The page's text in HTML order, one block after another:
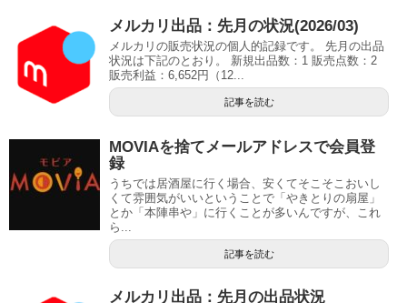
メルカリ出品：先月の状況(2026/03)
メルカリの販売状況の個人的記録です。 先月の出品
状況は下記のとおり。 新規出品数：1 販売点数：2
販売利益：6,652円（12...
記事を読む
MOVIAを捨てメールアドレスで会員登
録
うちでは居酒屋に行く場合、安くてそこそこおいし
くて雰囲気がいいということで「やきとりの扇屋」
とか「本陣串や」に行くことが多いんですが、これ
ら...
記事を読む
メルカリ出品：先月の出品状況